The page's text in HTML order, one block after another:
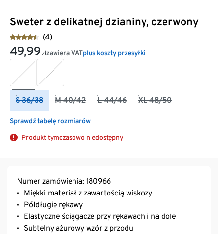
Sweter z delikatnej dzianiny, czerwony
(4)
49,99 złzawiera VATplus koszty przesyłki
S 36/38 M 40/42 L 44/46 XL 48/50
Sprawdź tabelę rozmiarów
Produkt tymczasowo niedostępny
Numer zamówienia: 180966
Miękki materiał z zawartością wiskozy
Półdługie rękawy
Elastyczne ściągacze przy rękawach i na dole
Subtelny ażurowy wzór z przodu